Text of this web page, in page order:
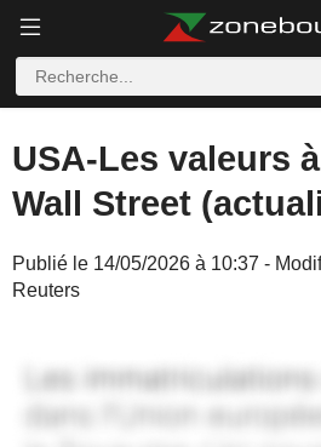
USA-Les valeurs
Wall Street
Publié le 14/05/2026 à 10:37 -
Reuters